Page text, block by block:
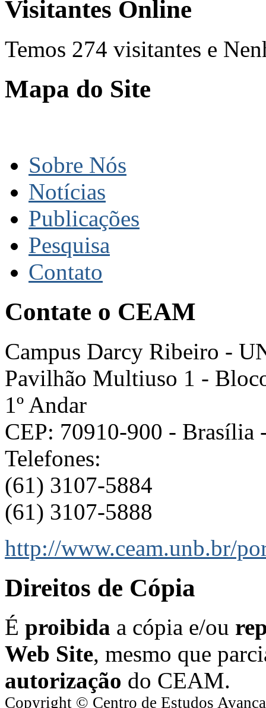
Visitantes Online
Temos 274 visitantes e
Mapa do Site
Sobre Nós
Notícias
Publicações
Pesquisa
Contato
Contate o CEAM
Campus Darcy Ribeiro -
Pavilhão Multiuso 1 -
1º Andar
CEP: 70910-900 - Brasília
Telefones:
(61) 3107-5884
(61) 3107-5888
http://www.ceam.unb.br/
Direitos de Cópia
É proibida a cópia e/ou
Web Site, mesmo que
autorização do CEAM.
Copyright © Centro de Estudos